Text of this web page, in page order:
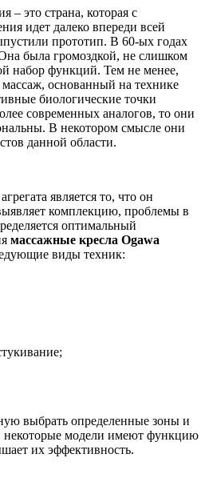
– это страна, которая с
идет далеко впереди всей
прототип. В 60-ых годах
была громоздкой, не слишком
набор функций. Тем не менее,
основанный на технике
биологические точки
современных аналогов, то они
В некотором смысле они
данной области.
является то, что он
комплекцию, проблемы в
оптимальный
массажные кресла Ogawa
виды техник:
выбрать определенные зоны и
некоторые модели имеют функцию
их эффективность.